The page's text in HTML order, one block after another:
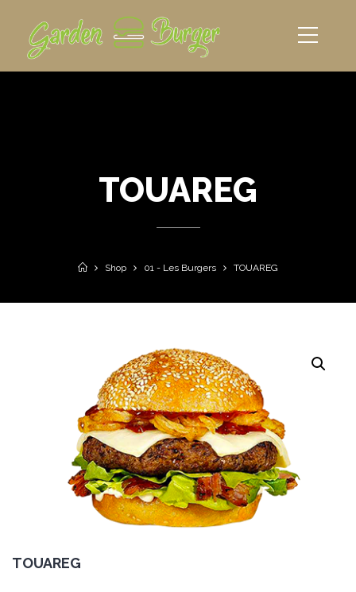
TOUAREG
Shop 01 - Les Burgers TOUAREG
TOUAREG